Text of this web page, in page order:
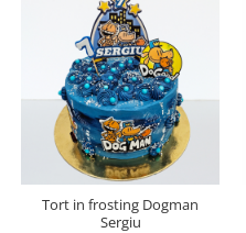
Tort in frosting Dogman
Sergiu